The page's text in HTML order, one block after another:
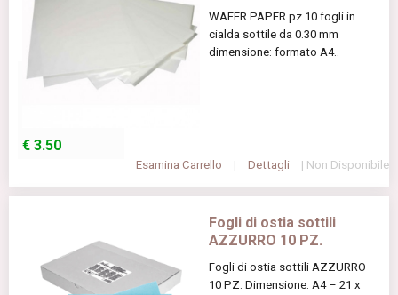
WAFER PAPER pz.10 fogli in
cialda sottile da 0.30 mm
dimensione: formato A4..
€ 3.50
Esamina Carrello | Dettagli | Non Disponibile
Fogli di ostia sottili
AZZURRO 10 PZ.
Fogli di ostia sottili AZZURRO
10 PZ. Dimensione: A4 – 21 x